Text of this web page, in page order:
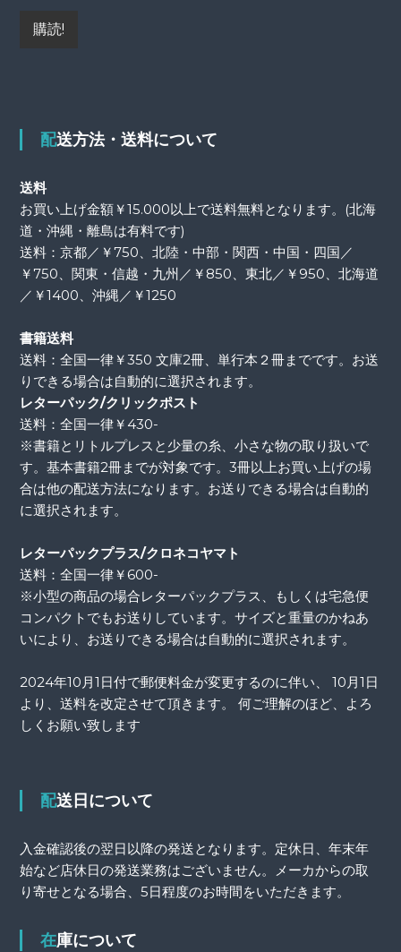
配送方法・送料について
送料
お買い上げ金額￥15.000以上で送料無料となります。(北海
道・沖縄・離島は有料です)
送料：京都／￥750、北陸・中部・関西・中国・四国／
￥750、関東・信越・九州／￥850、東北／￥950、北海道
／￥1400、沖縄／￥1250
書籍送料
送料：全国一律￥350 文庫2冊、単行本２冊までです。お送
りできる場合は自動的に選択されます。
レターパック/クリックポスト
送料：全国一律￥430-
※書籍とリトルプレスと少量の糸、小さな物の取り扱いで
す。基本書籍2冊までが対象です。3冊以上お買い上げの場
合は他の配送方法になります。お送りできる場合は自動的
に選択されます。
レターパックプラス/クロネコヤマト
送料：全国一律￥600-
※小型の商品の場合レターパックプラス、もしくは宅急便
コンパクトでもお送りしています。サイズと重量のかねあ
いにより、お送りできる場合は自動的に選択されます。
2024年10月1日付で郵便料金が変更するのに伴い、 10月1日
より、送料を改定させて頂きます。 何ご理解のほど、よろ
しくお願い致します
配送日について
入金確認後の翌日以降の発送となります。定休日、年末年
始など店休日の発送業務はございません。メーカからの取
り寄せとなる場合、5日程度のお時間をいただきます。
在庫について